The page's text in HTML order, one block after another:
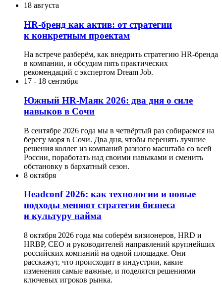
18 августа
HR-бренд как актив: от стратегии
к конкретным проектам
На встрече разберём, как внедрить стратегию HR-бренда
в компании, и обсудим пять практических
рекомендаций с экспертом Dream Job.
17 - 18 сентября
Южный HR-Маяк 2026: два дня о силе
навыков в Сочи
В сентябре 2026 года мы в четвёртый раз собираемся на
берегу моря в Сочи. Два дня, чтобы перенять лучшие
решения коллег из компаний разного масштаба со всей
России, поработать над своими навыками и сменить
обстановку в бархатный сезон.
8 октября
Headсonf 2026: как технологии и новые
подходы меняют стратегии бизнеса
и культуру найма
8 октября 2026 года мы соберём визионеров, HRD и
HRBP, СЕО и руководителей направлений крупнейших
российских компаний на одной площадке. Они
расскажут, что происходит в индустрии, какие
изменения самые важные, и поделятся решениями
ключевых игроков рынка.